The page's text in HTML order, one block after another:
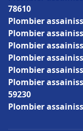
78610
Plombier
Plombier
Plombier
Plombier
Plombier
Plombier
59230
Plombier